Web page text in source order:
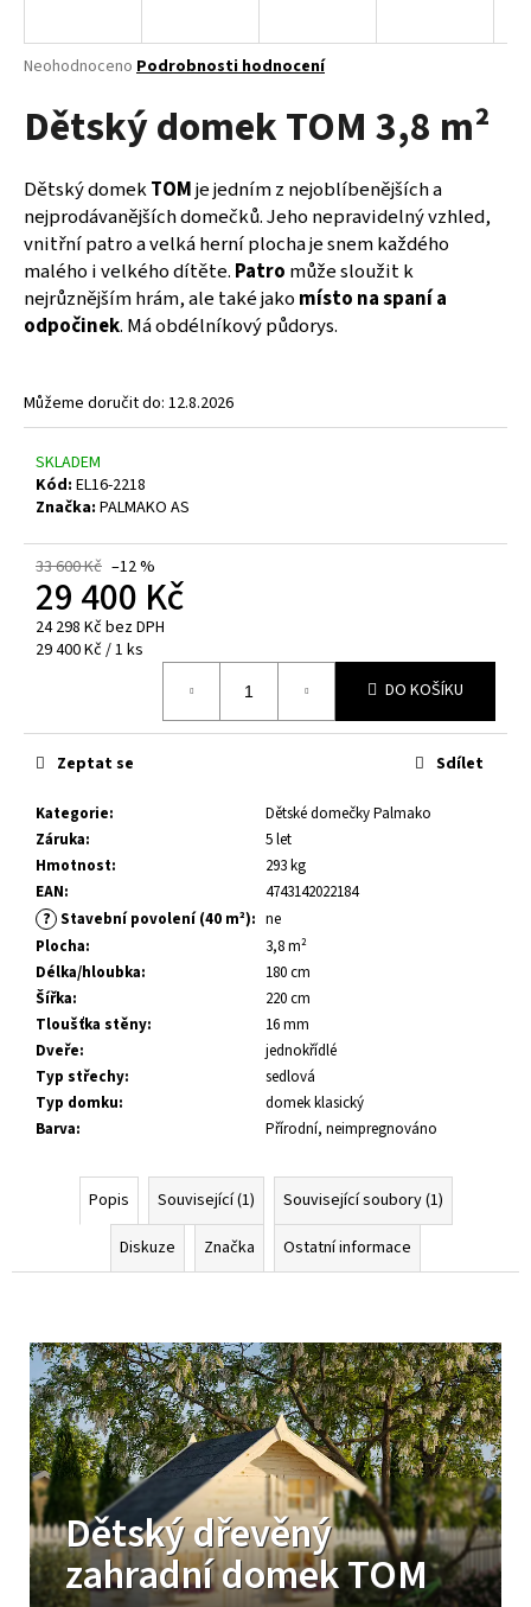
Průměrné
produktu
je
z
5
hvězdiček.
Neohodnoceno Podrobnosti hodnocení
Dětský domek TOM 3,8 m²
Dětský domekTOMje jedním z nejoblíbenějších a
nejprodávanějších domečků. Jeho nepravidelný vzhled,
vnitřní patro a velká herní plocha je snem každého
malého i velkého dítěte. Patro může sloužit k
nejrůznějším hrám, ale také jako místo na spaní a
odpočinek. Má obdélníkový půdorys.
Můžeme doručit do: 12.8.2026
SKLADEM
Kód: EL16-2218
Značka: PALMAKO AS
33 600 Kč –12 %
29 400 Kč
24 298 Kč bez DPH
Měrná
29 400 Kč / 1 ks
DO KOŠÍKU
Kategorie:
Dětské domečky Palmako
Záruka:
5 let
Hmotnost:
293 kg
EAN: 4743142022184
? Stavební povolení (40 m²): ne
Plocha:
3,8 m²
Délka/hloubka:
180 cm
Šířka:
220 cm
Tloušťka stěny:
16 mm
Dveře:
jednokřídlé
Typ střechy:
sedlová
Typ domku:
domek klasický
Barva: Přírodní, neimpregnováno
Zeptat se Sdílet
Popis Související (1)
Související soubory (1)
Diskuze
Značka Ostatní informace
Dětský dřevěný
zahradní domek TOM
j
t
?
HLEDAT
o
p
o
č
u
m
DĚTSKÝ
DOMEK
GRETE
M²
35
400
Kč
Původně:
38
500
Kč